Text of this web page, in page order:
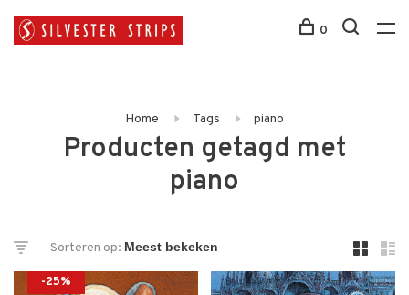
0
Home Tags piano
Producten getagd met
piano
Sorteren op:
-25%